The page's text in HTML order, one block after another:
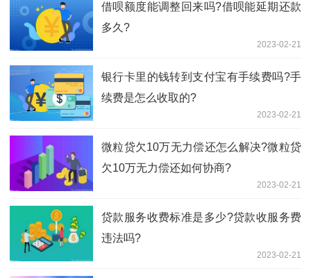
借呗额度能调整回来吗?借呗能延期还款
多久?
2023-02-21
银行卡里的钱转到支付宝有手续费吗?手
续费是怎么收取的?
2023-02-21
微粒贷欠10万无力偿还怎么解决?微粒贷
欠10万无力偿还如何协商?
2023-02-21
贷款服务收费标准是多少?贷款收服务费
违法吗?
2023-02-21